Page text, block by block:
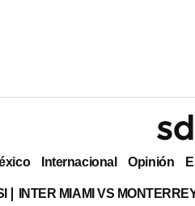
Internacional Opinión
INTER MIAMI VS